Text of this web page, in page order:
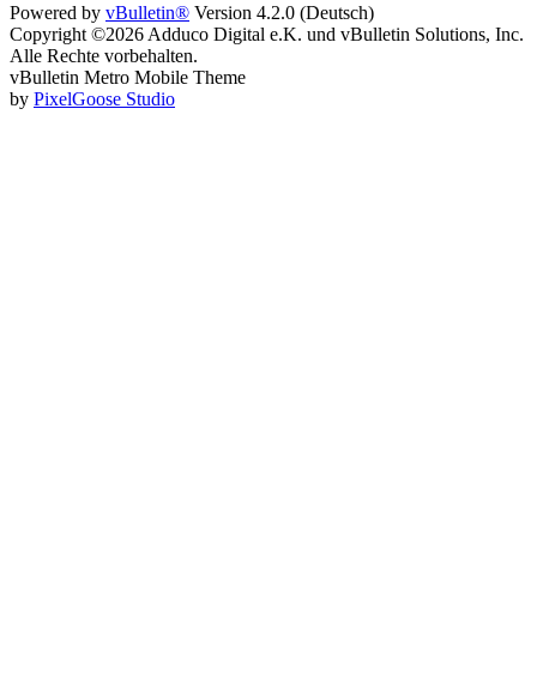
Powered by vBulletin® Version 4.2.0 (Deutsch)
Copyright ©2026 Adduco Digital e.K. und vBulletin Solutions, Inc.
Alle Rechte vorbehalten.
vBulletin Metro Mobile Theme
by PixelGoose Studio